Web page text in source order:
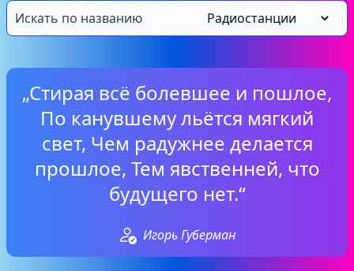
„Стирая всё болевшее и пошлое,
По канувшему льётся мягкий
свет, Чем радужнее делается
прошлое, Тем явственней, что
будущего нет.“
Игорь Губерман